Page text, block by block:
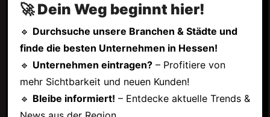
🚀 Dein Weg beginnt hier!
🔹 Durchsuche unsere Branchen & Städte und
finde die besten Unternehmen in Hessen!
🔹 Unternehmen eintragen?– Profitiere von
mehr Sichtbarkeit und neuen Kunden!
🔹 Bleibe informiert! – Entdecke aktuelle Trends &